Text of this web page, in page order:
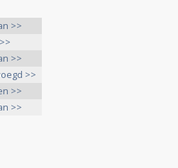
>>
>>
>>
>>
>>